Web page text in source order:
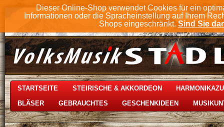
Dieser Online-Shop verwendet Cookies für ein
Informationen oder die Spracheinstellung auf Ihrem
Shops eingeschränkt. Sind Sie
STARTSEITE STEIRISCHE & AKKORDEON
BLÄSER GEBRAUCHTES GESCHENKIDEEN